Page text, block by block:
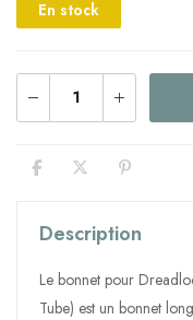
En stock
Description
Le bonnet pour
Tube) est un bonnet